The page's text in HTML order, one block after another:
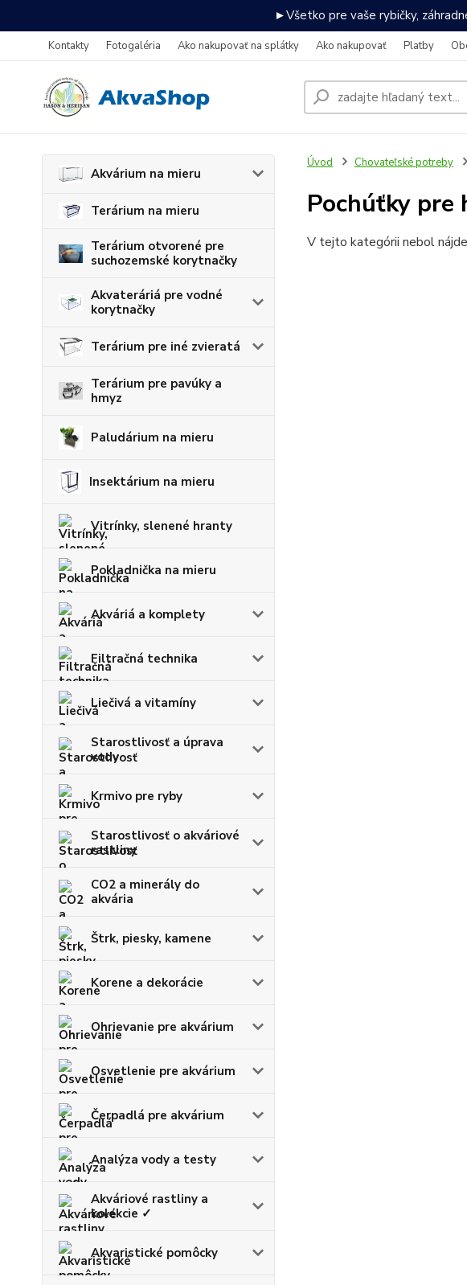
►Všetko pre vaše rybičky,
Kontakty Fotogaléria Ako nakupovať na splátky Ako nakupovať Platby
Akvárium na mieru
Terárium na mieru
Terárium otvorené pre
suchozemské korytnačky
Akvateráriá pre vodné
korytnačky
Terárium pre iné zvieratá
Terárium pre pavúky a
hmyz
Paludárium na mieru
Insektárium na mieru
Vitrínky, slenené hranty
Pokladnička na mieru
Akváriá a komplety
Filtračná technika
Liečivá a vitamíny
Starostlivosť a úprava
vody
Krmivo pre ryby
Starostlivosť o akváriové
rastliny
CO2 a minerály do
akvária
Štrk, piesky, kamene
Korene a dekorácie
Ohrievanie pre akvárium
Osvetlenie pre akvárium
Čerpadlá pre akvárium
Analýza vody a testy
Akváriové rastliny a
kolekcie ✓
Akvaristické pomôcky
Úvod Chovateľské potreby
Pochúťky pre
V tejto kategórii nebol